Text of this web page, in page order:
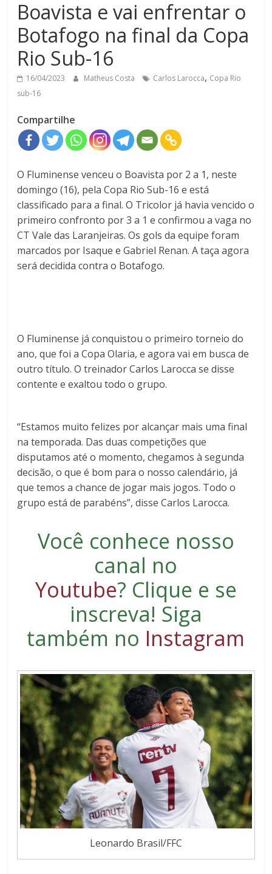
Boavista e vai enfrentar o
Botafogo na final da Copa
Rio Sub-16
16/04/2023 Matheus Costa Carlos Larocca, Copa Rio
sub-16
Compartilhe
O Fluminense venceu o Boavista por 2 a 1, neste
domingo (16), pela Copa Rio Sub-16 e está
classificado para a final. O Tricolor já havia vencido o
primeiro confronto por 3 a 1 e confirmou a vaga no
CT Vale das Laranjeiras. Os gols da equipe foram
marcados por Isaque e Gabriel Renan. A taça agora
será decidida contra o Botafogo.
O Fluminense já conquistou o primeiro torneio do
ano, que foi a Copa Olaria, e agora vai em busca de
outro título. O treinador Carlos Larocca se disse
contente e exaltou todo o grupo.
“Estamos muito felizes por alcançar mais uma final
na temporada. Das duas competições que
disputamos até o momento, chegamos à segunda
decisão, o que é bom para o nosso calendário, já
que temos a chance de jogar mais jogos. Todo o
grupo está de parabéns”, disse Carlos Larocca.
Você conhece nosso
canal no
Youtube? Clique e se
inscreva! Siga
também no Instagram
Leonardo Brasil/FFC